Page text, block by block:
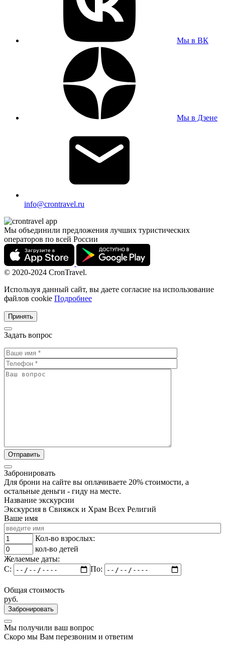
Мы в ВК
Мы в Дзене
info@crontravel.ru
Мы объединили предложения лучших туристических
операторов по всей России
© 2020-2024 CronTravel.
Используя данный сайт, вы даете согласие на использование
файлов cookie Подробнее
Принять
Задать вопрос
Забронировать
Для брони на сайте вы оплачиваете 20% стоимости, а
остальные деньги - гиду на месте.
Название экскурсии
Экскурсия в Свияжск и Храм Всех Религий
Ваше имя
Кол-во взрослых:
кол-во детей
Желаемые даты:
C:
По:
Общая стоимость
руб.
Забронировать
Мы получили ваш вопрос
Скоро мы Вам перезвоним и ответим